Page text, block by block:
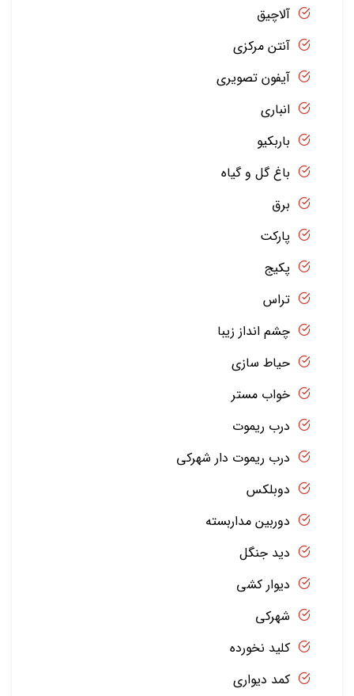
آلاچیق
آنتن مرکزی
آیفون تصویری
انباری
باربکیو
باغ گل و گیاه
برق
پارکت
پکیج
تراس
چشم انداز زیبا
حیاط سازی
خواب مستر
درب ریموت
درب ریموت دار شهرکی
دوبلکس
دوربین مداربسته
دید جنگل
دیوار کشی
شهرکی
کلید نخورده
کمد دیواری